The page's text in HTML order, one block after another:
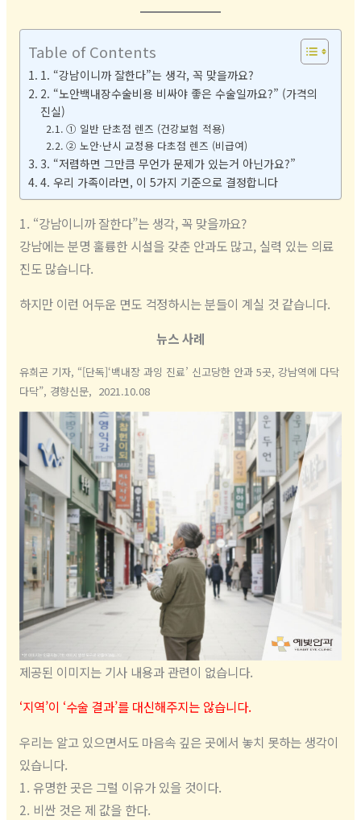
Table of Contents
1. “강남이니까 잘한다”는 생각, 꼭 맞을까요?
2. “노안백내장수술비용 비싸야 좋은 수술일까요?” (가격의
진실)
① 일반 단초점 렌즈 (건강보험 적용)
② 노안·난시 교정용 다초점 렌즈 (비급여)
3. “저렴하면 그만큼 무언가 문제가 있는거 아닌가요?”
4. 우리 가족이라면, 이 5가지 기준으로 결정합니다
1. “강남이니까 잘한다”는 생각, 꼭 맞을까요?
강남에는 분명 훌륭한 시설을 갖춘 안과도 많고, 실력 있는 의료
진도 많습니다.
하지만 이런 어두운 면도 걱정하시는 분들이 계실 것 같습니다.
뉴스 사례
유희곤 기자, “[단독]‘백내장 과잉 진료’ 신고당한 안과 5곳, 강남역에 다닥
다닥”, 경향신문, 2021.10.08
제공된 이미지는 기사 내용과 관련이 없습니다.
‘지역’이 ‘수술 결과’를 대신해주지는 않습니다.
우리는 알고 있으면서도 마음속 깊은 곳에서 놓치 못하는 생각이
있습니다.
1. 유명한 곳은 그럴 이유가 있을 것이다.
2. 비싼 것은 제 값을 한다.